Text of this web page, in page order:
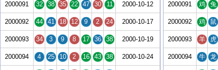
2000091 32 38 35 22 47 30 11 2000-10-12
2000092 44 41 18 12 9 2 24 2000-10-17
2000093 34 3 9 8 17 36 38 2000-10-19
2000094 4 25 10 2 16 43 38 2000-10-24
2000091 鸡 兔
2000092 鸡 鼠
2000093 羊 虎
2000094 牛 龙